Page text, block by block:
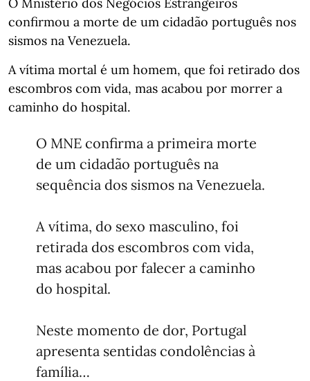
confirmou a morte de um cidadão português nos
sismos na Venezuela.
A vítima mortal é um homem, que foi retirado dos
escombros com vida, mas acabou por morrer a
caminho do hospital.
O MNE confirma a primeira morte
de um cidadão português na
sequência dos sismos na Venezuela.
A vítima, do sexo masculino, foi
retirada dos escombros com vida,
mas acabou por falecer a caminho
do hospital.
Neste momento de dor, Portugal
apresenta sentidas condolências à
família…